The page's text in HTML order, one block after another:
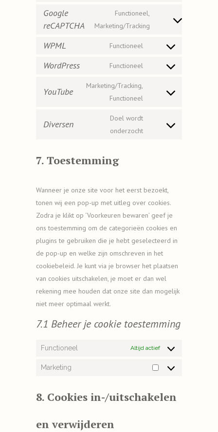
Google
reCAPTCHA
Functioneel,
Marketing/Tracking
Consent
service
recaptcha
WPML Functioneel
Consent
WordPress Functioneel
Consent
service
YouTube
Marketing/Tracking,
Functioneel
Consent
youtube
Diversen
Doel wordt
onderzocht
Consent
7. Toestemming
Wanneer je onze site voor het eerst bezoekt,
tonen wij een pop-up met uitleg over cookies.
Zodra je klikt op ‘Voorkeuren bewaren’ geef je
ons toestemming om de categorieën cookies en
plugins te gebruiken die je hebt geselecteerd in
de pop-up en welke zijn omschreven in het
cookiebeleid. Je kunt via je browser het plaatsen
van cookies uitschakelen, je moet er dan wel
rekening mee houden dat onze site dan mogelijk
niet meer optimaal werkt.
7.1 Beheer je cookie toestemming
Functioneel Altijd actief
Marketing
Marketing
8. Cookies in-/uitschakelen
en verwijderen